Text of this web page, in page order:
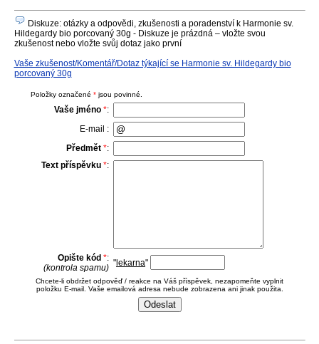
Diskuze: otázky a odpovědi, zkušenosti a poradenství k Harmonie sv.
Hildegardy bio porcovaný 30g - Diskuze je prázdná – vložte svou
zkušenost nebo vložte svůj dotaz jako první
Vaše zkušenost/Komentář/Dotaz týkající se Harmonie sv. Hildegardy bio
porcovaný 30g
Položky označené * jsou povinné.
Vaše jméno *:
E-mail :
Předmět *:
Text příspěvku *:
Opište kód *:
(kontrola spamu) " lekarna"
Chcete-li obdržet odpověď / reakce na Váš příspěvek, nezapomeňte vyplnit
položku E-mail. Vaše emailová adresa nebude zobrazena ani jinak použita.